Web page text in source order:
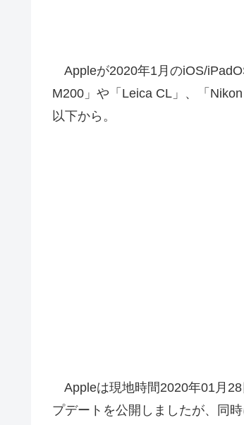
Appleが2020年1月のiOS/
M200」や「Leica CL」、「
以下から。
Appleは現地時間2020年01月28
プデートを公開しましたが、同